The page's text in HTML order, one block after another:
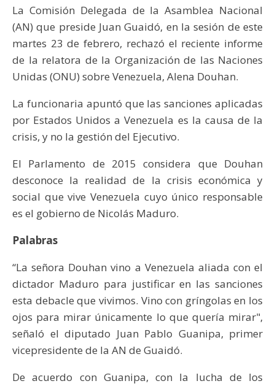
La Comisión Delegada de la Asamblea Nacional
(AN) que preside Juan Guaidó, en la sesión de este
martes 23 de febrero, rechazó el reciente informe
de la relatora de la Organización de las Naciones
Unidas (ONU) sobre Venezuela, Alena Douhan.
La funcionaria apuntó que las sanciones aplicadas
por Estados Unidos a Venezuela es la causa de la
crisis, y no la gestión del Ejecutivo.
El Parlamento de 2015 considera que Douhan
desconoce la realidad de la crisis económica y
social que vive Venezuela cuyo único responsable
es el gobierno de Nicolás Maduro.
Palabras
“La señora Douhan vino a Venezuela aliada con el
dictador Maduro para justificar en las sanciones
esta debacle que vivimos. Vino con gríngolas en los
ojos para mirar únicamente lo que quería mirar",
señaló el diputado Juan Pablo Guanipa, primer
vicepresidente de la AN de Guaidó.
De acuerdo con Guanipa, con la lucha de los